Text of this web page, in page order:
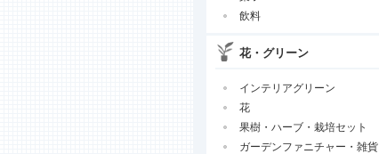
飲料
花・グリーン
インテリアグリーン
花
果樹・ハーブ・栽培セット
ガーデンファニチャー・雑貨